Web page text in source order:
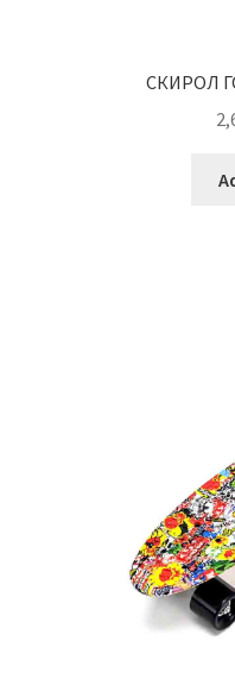
СКИРОЛ